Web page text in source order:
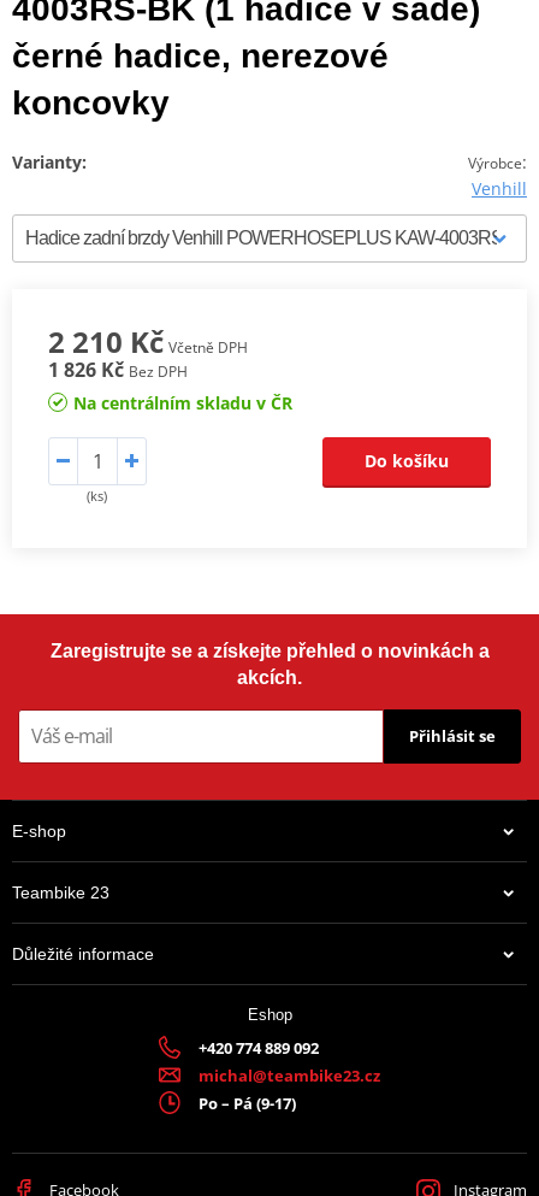
4003RS-BK (1 hadice v sadě)
černé hadice, nerezové
koncovky
Výrobce:
Venhill
Varianty:
2 210 Kč Včetně DPH
1 826 Kč Bez DPH
Na centrálním skladu v ČR
(ks)
Do košíku
Zaregistrujte se a získejte přehled o novinkách a
akcích.
Přihlásit se
E-shop
Teambike 23
Důležité informace
Eshop
+420 774 889 092
michal@teambike23.cz
Po – Pá (9-17)
Facebook Instagram